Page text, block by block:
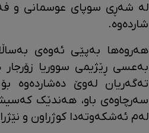
لە شەڕی سوپای عوسمانی و
شاردەوە.
هەروەها بەپێی ئەوەی
بەعسی ڕێژیمی سووریا
تەگەریان لەوێ دەشاردەوە
سەرچاوەی باو، هەندێک
لەم ئەشکەوتەدا کوژراون و